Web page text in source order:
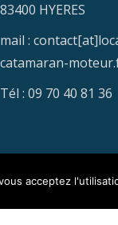
83400 HYERES
mail :
catamaran-
Tél : 09 70 40 81 36
acceptez